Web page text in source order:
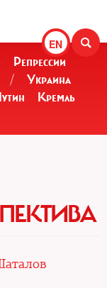
EN
Репрессии
/
Украина
Кремль